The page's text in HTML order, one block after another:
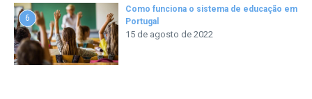
6
Como funciona o sistema de educação em
Portugal
15 de agosto de 2022